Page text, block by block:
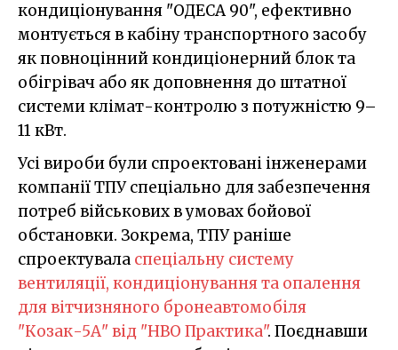
кондиціонування "ОДЕСА 90", ефективно
монтується в кабіну транспортного засобу
як повноцінний кондиціонерний блок та
обігрівач або як доповнення до штатної
системи клімат-контролю з потужністю 9–
11 кВт.
Усі вироби були спроектовані інженерами
компанії ТПУ спеціально для забезпечення
потреб військових в умовах бойової
обстановки. Зокрема, ТПУ раніше
спроектувала спеціальну систему
вентиляції, кондиціонування та опалення
для вітчизняного бронеавтомобіля
"Козак-5А" від "НВО Практика". Поєднавши